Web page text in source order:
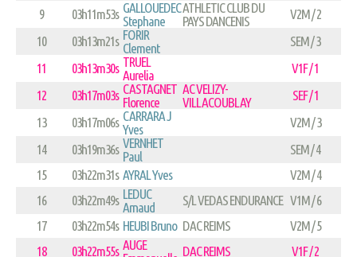
9
03h11m53s GALLOUEDEC
Stephane
ATHLETIC CLUB DU
PAYS DANCENIS
V2M / 2
10
03h13m21s FORIR
Clement
SEM / 3
11
03h13m30s TRUEL
Aurelia
V1F / 1
12
03h17m03s CASTAGNET
Florence
AC VELIZY-
VILLACOUBLAY
SEF / 1
13
03h17m06s CARRARA J
Yves
V2M / 3
14
03h19m36s VERNHET
Paul
SEM / 4
15
03h22m31s AYRAL Yves
V2M / 4
16
03h22m49s LEDUC
Arnaud
S/L VEDAS ENDURANCE V1M / 6
17
03h22m54s HEUBI Bruno DAC REIMS
V2M / 5
18
03h22m55s AUGE
DAC REIMS
V1F / 2